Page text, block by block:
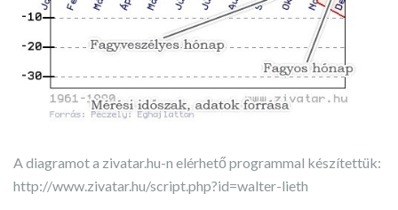
A diagramot a zivatar.hu-n elérhető programmal készítettük:
http://www.zivatar.hu/script.php?id=walter-lieth